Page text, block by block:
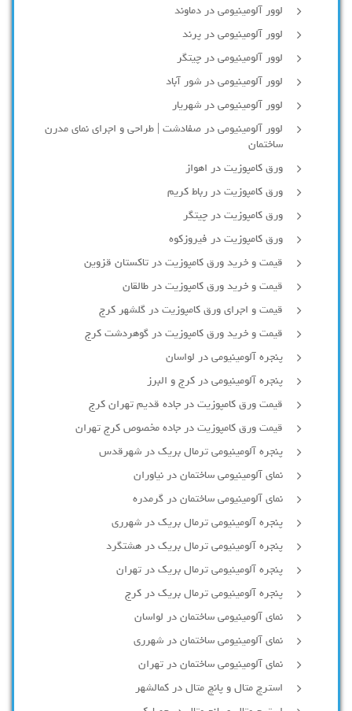
لوور آلومینیومی در دماوند
لوور آلومینیومی در پرند
لوور آلومینیومی در چیتگر
لوور آلومینیومی در شور آباد
لوور آلومينيومي در شهريار
لوور آلومینیومی در صفادشت | طراحی و اجرای نمای مدرن
ساختمان
ورق کامپوزیت در اهواز
ورق کامپوزیت در رباط کریم
ورق کامپوزیت در چیتگر
ورق کامپوزیت در فیروزکوه
قیمت و خرید ورق کامپوزیت در تاکستان قزوین
قیمت و خرید ورق کامپوزیت در طالقان
قیمت و اجرای ورق کامپوزیت در گلشهر کرج
قیمت و خرید ورق کامپوزیت در گوهردشت کرج
پنجره آلومینیومی در لواسان
پنجره آلومینیومی در کرج و البرز
قیمت ورق کامپوزیت در جاده قدیم تهران کرج
قیمت ورق کامپوزیت در جاده مخصوص کرج تهران
پنجره آلومینیومی ترمال بریک در شهرقدس
نمای آلومینیومی ساختمان در نیاوران
نمای آلومینیومی ساختمان در گرمدره
پنجره آلومینیومی ترمال بریک در شهرری
پنجره آلومینیومی ترمال بریک در هشتگرد
پنجره آلومینیومی ترمال بریک در تهران
پنجره آلومینیومی ترمال بریک در کرج
نمای آلومینیومی ساختمان در لواسان
نمای آلومینیومی ساختمان در شهرری
نمای آلومینیومی ساختمان در تهران
استرچ متال و پانچ متال در کمالشهر